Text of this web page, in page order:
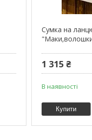
Сумка на
1 315 ₴
В наявності
Купити